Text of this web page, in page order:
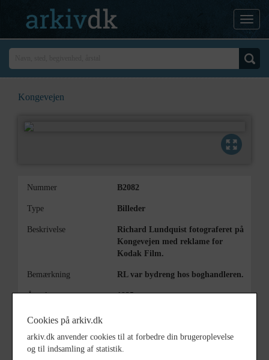
Kongevejen
Nummer B2082
Type Billeder
Beskrivelse
Richard Lundquist fotograferet på
Kongevejen med reklame for
Kodak Film.
Bemærkning RL var bydreng hos boghandleren.
Årstal 1935
Fotograf
Størrelse 23 x 17 cm
Cookies på arkiv.dk
arkiv.dk anvender cookies til at forbedre din brugeroplevelse
og til indsamling af statistik.